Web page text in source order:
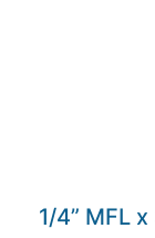
1/4” MFL